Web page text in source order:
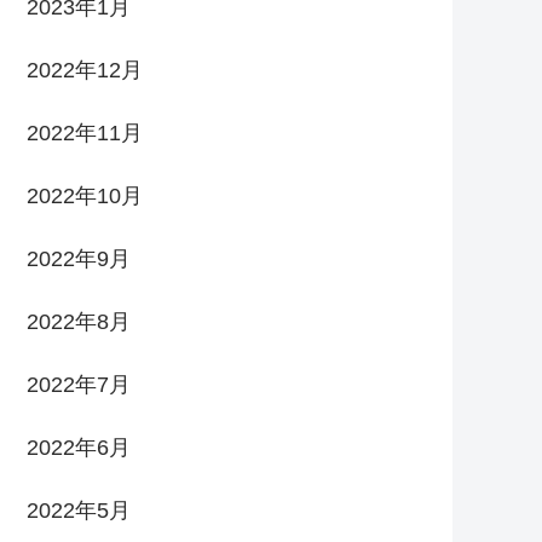
2023年1月
2022年12月
2022年11月
2022年10月
2022年9月
2022年8月
2022年7月
2022年6月
2022年5月